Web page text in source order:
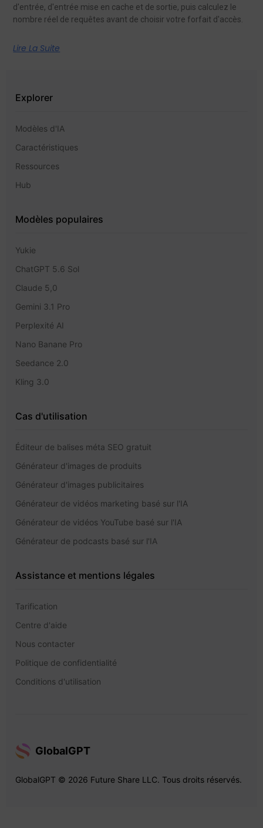
d'entrée, d'entrée mise en cache et de sortie, puis calculez le
nombre réel de requêtes avant de choisir votre forfait d'accès.
Lire La Suite
Explorer
Modèles d'IA
Caractéristiques
Ressources
Hub
Modèles populaires
Yukie
ChatGPT 5.6 Sol
Claude 5,0
Gemini 3.1 Pro
Perplexité AI
Nano Banane Pro
Seedance 2.0
Kling 3.0
Cas d'utilisation
Éditeur de balises méta SEO gratuit
Générateur d'images de produits
Générateur d'images publicitaires
Générateur de vidéos marketing basé sur l'IA
Générateur de vidéos YouTube basé sur l'IA
Générateur de podcasts basé sur l'IA
Assistance et mentions légales
Tarification
Centre d'aide
Nous contacter
Politique de confidentialité
Conditions d'utilisation
GlobalGPT
GlobalGPT © 2026 Future Share LLC. Tous droits réservés.